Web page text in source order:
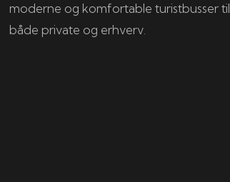
moderne og komfortable turistbusser til
både private og erhverv.